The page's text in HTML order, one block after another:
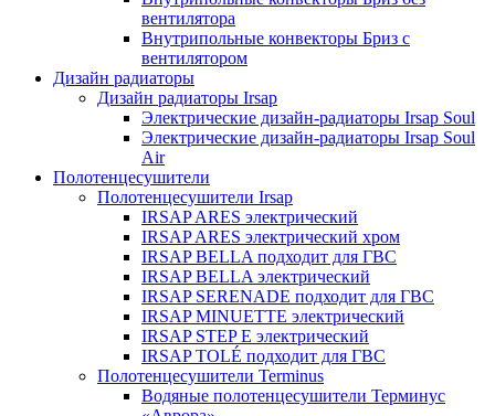
вентилятора
Внутрипольные конвекторы Бриз с
вентилятором
Дизайн радиаторы
Дизайн радиаторы Irsap
Электрические дизайн-радиаторы Irsap Soul
Электрические дизайн-радиаторы Irsap Soul
Air
Полотенцесушители
Полотенцесушители Irsap
IRSAP ARES электрический
IRSAP ARES электрический хром
IRSAP BELLA подходит для ГВС
IRSAP BELLA электрический
IRSAP SERENADE подходит для ГВС
IRSAP MINUETTE электрический
IRSAP STEP E электрический
IRSAP TOLÉ подходит для ГВС
Полотенцесушители Terminus
Водяные полотенцесушители Терминус